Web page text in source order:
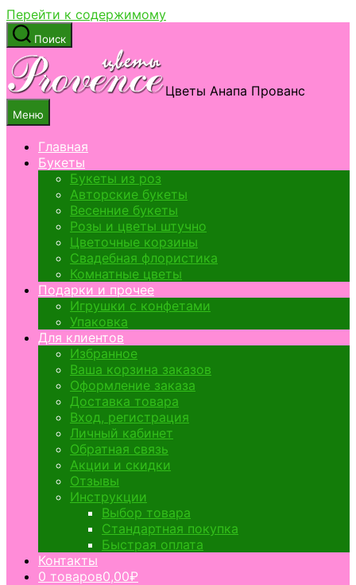
Перейти к содержимому
Поиск
Цветы Анапа Прованс
Меню
Главная
Букеты
Букеты из роз
Авторские букеты
Весенние букеты
Розы и цветы штучно
Цветочные корзины
Свадебная флористика
Комнатные цветы
Подарки и прочее
Игрушки с конфетами
Упаковка
Для клиентов
Избранное
Ваша корзина заказов
Оформление заказа
Доставка товара
Вход, регистрация
Личный кабинет
Обратная связь
Акции и скидки
Отзывы
Инструкции
Выбор товара
Стандартная покупка
Быстрая оплата
Контакты
0 товаров0,00₽